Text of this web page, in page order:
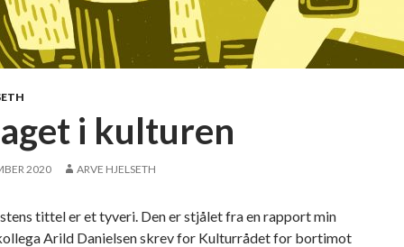
i
k
i kulturen
2020 ARVE HJELSETH
tittel er et tyveri. Den er stjålet fra en rapport min
Arild Danielsen skrev for Kulturrådet for bortimot